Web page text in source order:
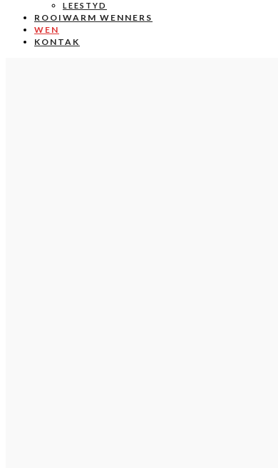
LEESTYD
ROOIWARM WENNERS
WEN
KONTAK